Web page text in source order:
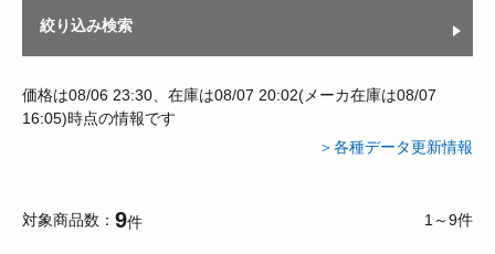
絞り込み検索
価格は08/06 23:30、在庫は08/07 20:02(メーカ在庫は08/07
16:05)時点の情報です
＞各種データ更新情報
対象商品数 9件 1～9件